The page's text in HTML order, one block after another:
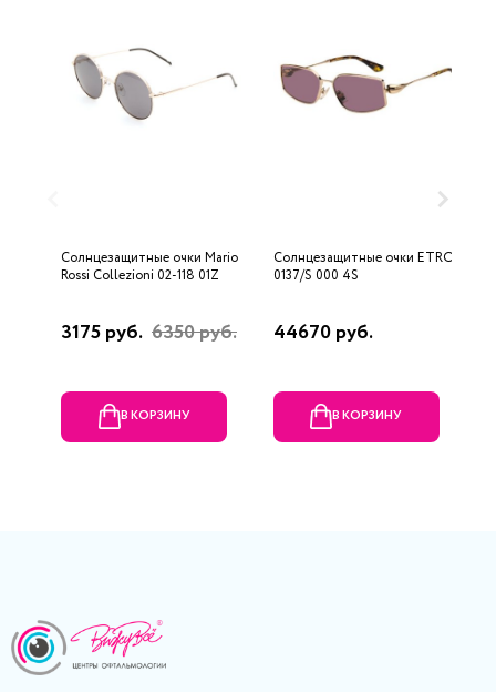
Солнцезащитные очки Mario
Rossi Collezioni 02-118 01Z
3175 руб. 6350 руб.
В КОРЗИНУ
Солнцезащитные очки ETRO
0137/S 000 4S
44670 руб.
В КОРЗИНУ